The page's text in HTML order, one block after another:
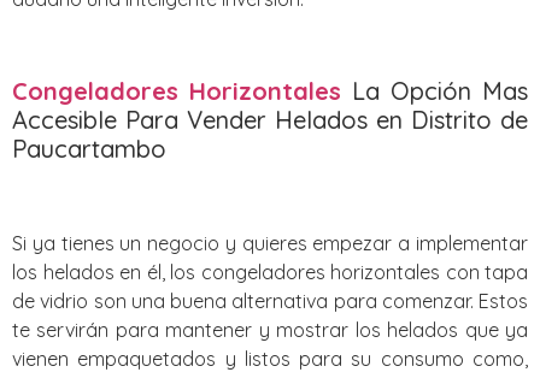
Congeladores Horizontales La Opción Mas
Accesible Para Vender Helados en Distrito de
Paucartambo‎
Si ya tienes un negocio y quieres empezar a implementar
los helados en él, los congeladores horizontales con tapa
de vidrio son una buena alternativa para comenzar. Estos
te servirán para mantener y mostrar los helados que ya
vienen empaquetados y listos para su consumo como,